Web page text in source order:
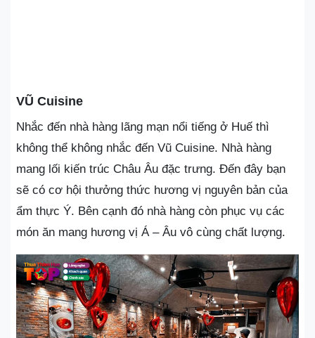
VŨ Cuisine
Nhắc đến nhà hàng lãng mạn nổi tiếng ở Huế thì
không thể không nhắc đến Vũ Cuisine. Nhà hàng
mang lối kiến trúc Châu Âu đặc trưng. Đến đây bạn
sẽ có cơ hội thưởng thức hương vị nguyên bản của
ẩm thực Ý. Bên cạnh đó nhà hàng còn phục vụ các
món ăn mang hương vị Á – Âu vô cùng chất lượng.